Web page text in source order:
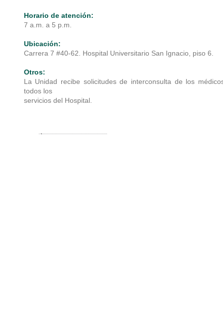
Horario de atención:
7 a.m. a 5 p.m.
Ubicación:
Carrera 7 #40-62. Hospital Universitario San Ignacio, piso 6.
Otros:
La Unidad recibe solicitudes de interconsulta de los
todos los
servicios del Hospital.